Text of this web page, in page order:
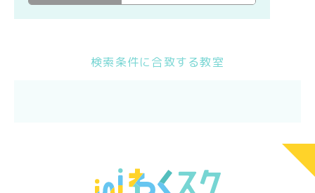
検索条件に合致する教室